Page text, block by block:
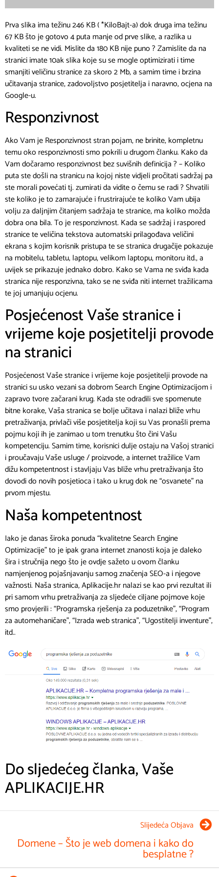
volju za daljnjim čitanjem sadržaja te stranice, ma koliko možda
dobra ona bila. To je responzivnost. Kada se sadržaj i raspored
stranice te veličina tekstova automatski prilagođava veličini
ekrana s kojim korisnik pristupa te se stranica drugačije pokazuje
na mobitelu, tabletu, laptopu, velikom laptopu, monitoru itd., a
uvijek se prikazuje jednako dobro. Kako se Vama ne sviđa kada
stranica nije responzivna, tako se ne sviđa niti internet tražilicama
te joj umanjuju ocjenu.
Posjećenost Vaše stranice i
vrijeme koje posjetitelji provode
na stranici
Posjećenost Vaše stranice i vrijeme koje posjetitelji provode na
stranici su usko vezani sa dobrom Search Engine Optimizacijom i
zapravo tvore začarani krug. Kada ste odradili sve spomenute
bitne korake, Vaša stranica se bolje učitava i nalazi bliže vrhu
pretraživanja, privlači više posjetitelja koji su Vas pronašli prema
pojmu koji ih je zanimao u tom trenutku što čini Vašu
kompetenciju. Samim time, korisnici dulje ostaju na Vašoj stranici
i proučavaju Vaše usluge / proizvode, a internet tražilice Vam
dižu kompetentnost i stavljaju Vas bliže vrhu pretraživanja što
dovodi do novih posjetioca i tako u krug dok ne “osvanete” na
prvom mjestu.
Naša kompetentnost
Iako je danas široka ponuda “kvalitetne Search Engine
Optimizacije” to je ipak grana internet znanosti koja je daleko
šira i stručnija nego što je ovdje sažeto u ovom članku
namjenjenog pojašnjavanju samog značenja SEO-a i njegove
važnosti. Naša stranica, Aplikacije.hr nalazi se kao prvi rezultat ili
pri samom vrhu pretraživanja za sljedeće ciljane pojmove koje
smo provjerili : “Programska rješenja za poduzetnike”, “Program
za automehaničare”, “Izrada web stranica”, “Ugostitelji inventure”,
itd..
Do sljedećeg članka, Vaše
APLIKACIJE.HR
Prethodna Objava
Plaćanje preko interneta – koliko je
sigurno
Slijedeća Objava
besplatne ?